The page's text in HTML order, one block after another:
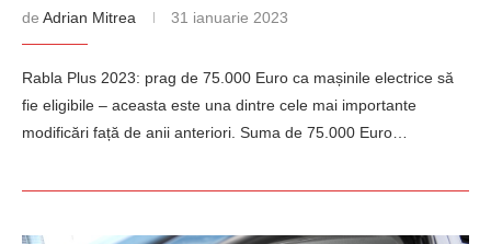
de Adrian Mitrea 31 ianuarie 2023
Rabla Plus 2023: prag de 75.000 Euro ca mașinile electrice să
fie eligibile – aceasta este una dintre cele mai importante
modificări față de anii anteriori. Suma de 75.000 Euro…